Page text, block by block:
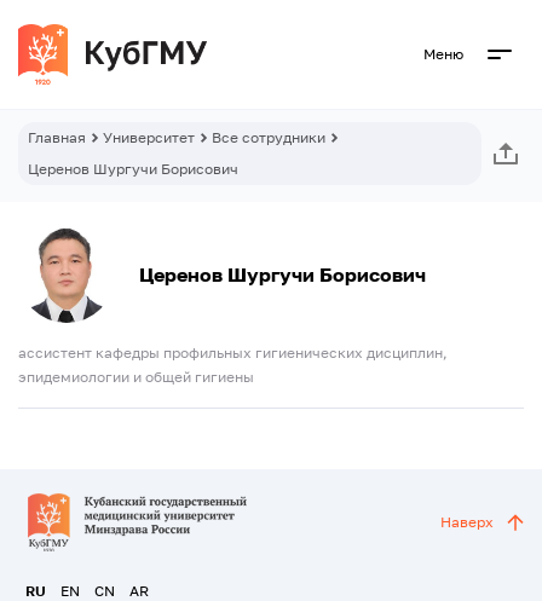
Меню
Главная Университет
Все сотрудники
Церенов Шургучи Борисович
Церенов Шургучи Борисович
ассистент кафедры профильных гигиенических дисциплин,
эпидемиологии и общей гигиены
RU EN CN AR
Наверх